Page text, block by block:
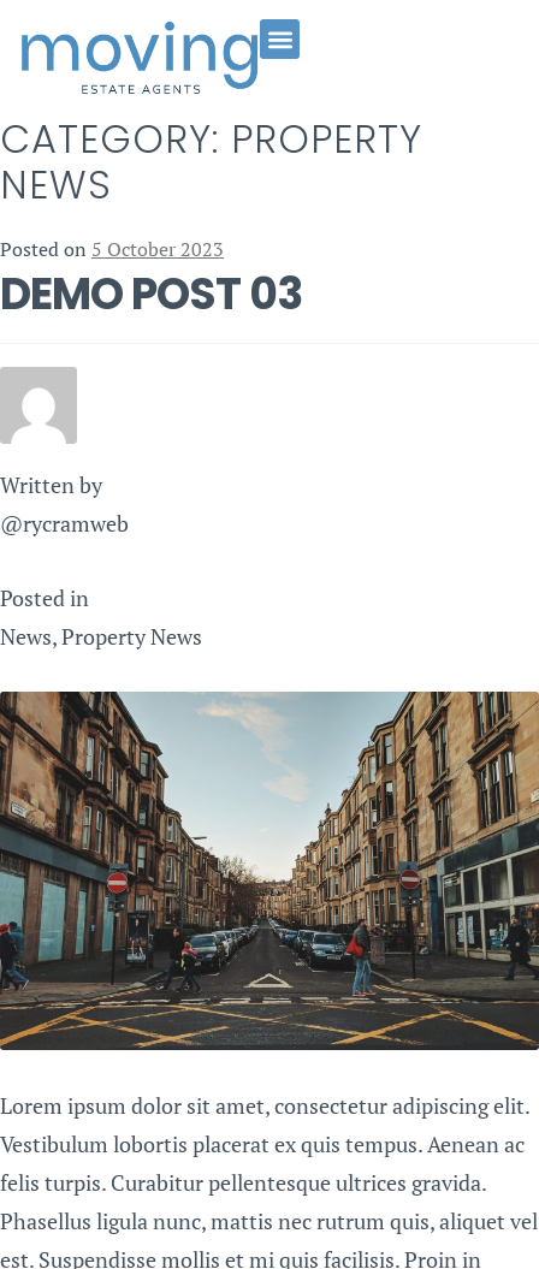
CATEGORY: PROPERTY
NEWS
Posted on 5 October 2023
DEMO POST 03
Written by
@rycramweb
Posted in
News,Property News
Lorem ipsum dolor sit amet, consectetur adipiscing elit.
Vestibulum lobortis placerat ex quis tempus. Aenean ac
felis turpis. Curabitur pellentesque ultrices gravida.
Phasellus ligula nunc, mattis nec rutrum quis, aliquet vel
est. Suspendisse mollis et mi quis facilisis. Proin in